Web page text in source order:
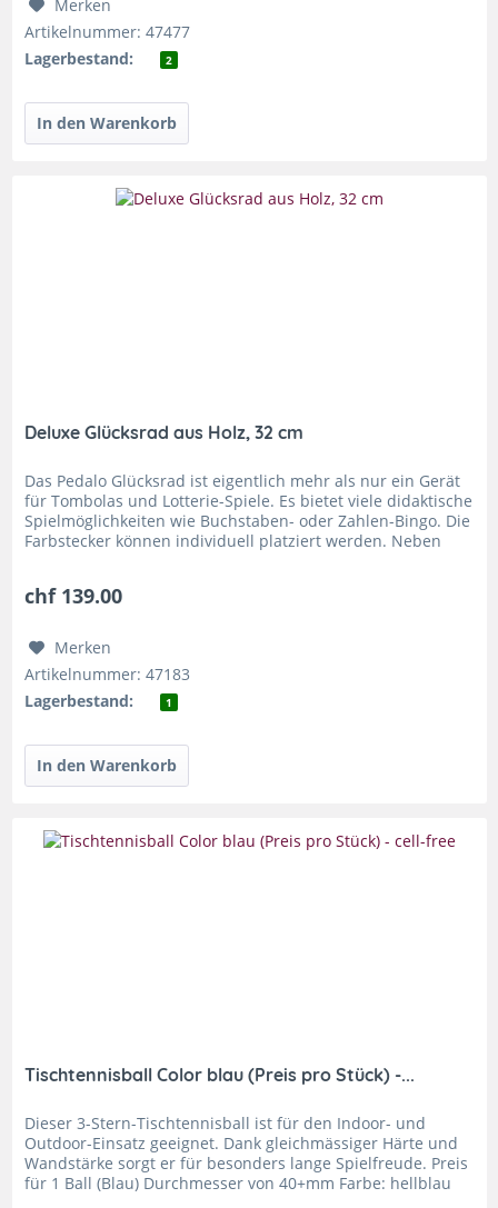
Merken
Artikelnummer: 47477
Lagerbestand:
2
Deluxe Glücksrad aus Holz, 32 cm
Das Pedalo Glücksrad ist eigentlich mehr als nur ein Gerät
für Tombolas und Lotterie-Spiele. Es bietet viele didaktische
Spielmöglichkeiten wie Buchstaben- oder Zahlen-Bingo. Die
Farbstecker können individuell platziert werden. Neben
chf 139.00
Merken
Artikelnummer: 47183
Lagerbestand:
1
Tischtennisball Color blau (Preis pro Stück) -...
Dieser 3-Stern-Tischtennisball ist für den Indoor- und
Outdoor-Einsatz geeignet. Dank gleichmässiger Härte und
Wandstärke sorgt er für besonders lange Spielfreude. Preis
für 1 Ball (Blau) Durchmesser von 40+mm Farbe: hellblau